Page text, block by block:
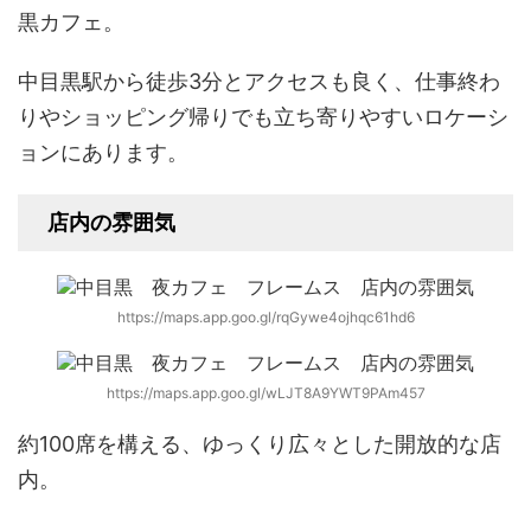
黒カフェ。
中目黒駅から徒歩3分とアクセスも良く、仕事終わ
りやショッピング帰りでも立ち寄りやすいロケーシ
ョンにあります。
店内の雰囲気
https://maps.app.goo.gl/rqGywe4ojhqc61hd6
https://maps.app.goo.gl/wLJT8A9YWT9PAm457
約100席を構える、ゆっくり広々とした開放的な店
内。